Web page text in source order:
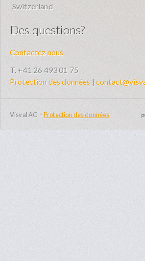
Switzerland
Des questions?
Contactez nous
T. +41 26 493 01 75
Protection des données |
Visval AG –Protection des données